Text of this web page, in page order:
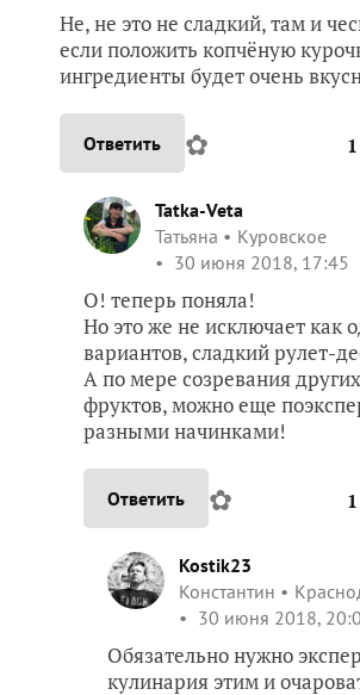
Не, не это не сладкий, там и
если положить копчёную
ингредиенты будет очень
Ответить ✿ 1
Tatka-Veta
Татьяна
Куровское
30 июня 2018, 17:45
О! теперь поняла!
Но это же не исключает как
вариантов, сладкий рулет-
А по мере созревания
фруктов, можно еще
разными начинками!
Ответить ✿ 1
Kostik23
Константин
30 июня 2018,
Обязательно нужно
кулинария этим и